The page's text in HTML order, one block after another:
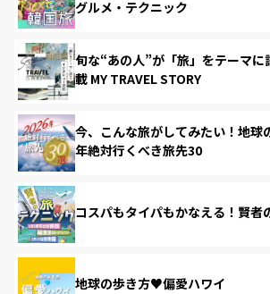
グルメ・テクニック
旬な“あの人”が「旅」をテーマに
載 MY TRAVEL STORY
今、こんな旅がしてみたい！地球
年絶対行くべき旅先30
コスパもタイパもかなえる！賢者
地球の歩き方♥偏愛ハワイ